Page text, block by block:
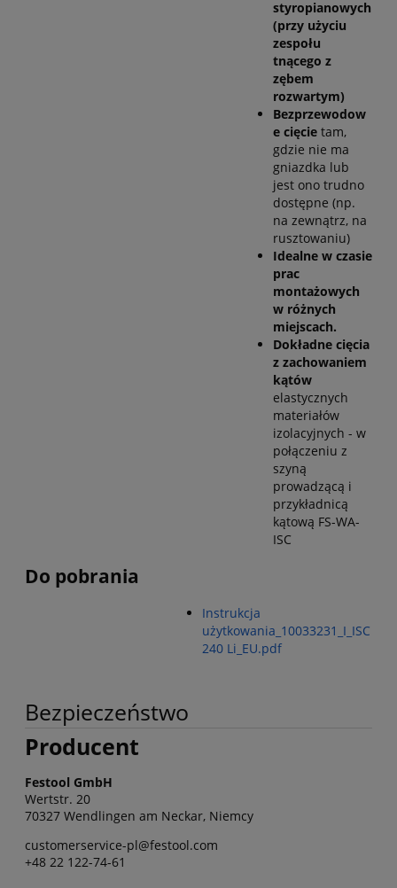
styropianowych
(przy użyciu
zespołu
tnącego z
zębem
rozwartym)
Bezprzewodow
e cięcie tam,
gdzie nie ma
gniazdka lub
jest ono trudno
dostępne (np.
na zewnątrz, na
rusztowaniu)
Idealne w czasie
prac
montażowych
w różnych
miejscach.
Dokładne cięcia
z zachowaniem
kątów
elastycznych
materiałów
izolacyjnych - w
połączeniu z
szyną
prowadzącą i
przykładnicą
kątową FS-WA-
ISC
Do pobrania
Instrukcja
użytkowania_10033231_I_ISC
240 Li_EU.pdf
Bezpieczeństwo
Producent
Festool GmbH
Wertstr. 20
70327 Wendlingen am Neckar, Niemcy
customerservice-pl@festool.com
+48 22 122-74-61